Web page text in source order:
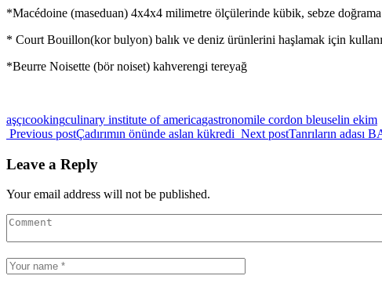
*Macédoine (maseduan) 4x4x4 milimetre ölçülerinde kübik, sebze
* Court Bouillon(kor bulyon) balık ve deniz ürünlerini haşlamak için
*Beurre Noisette (bör noiset) kahverengi tereyağ
aşçıcookingculinary institute of americagastronomile cordon bleuselin ekim
Previous postÇadırımın önünde aslan kükredi Next postTanrıların adası
Leave a Reply
Your email address will not be published.